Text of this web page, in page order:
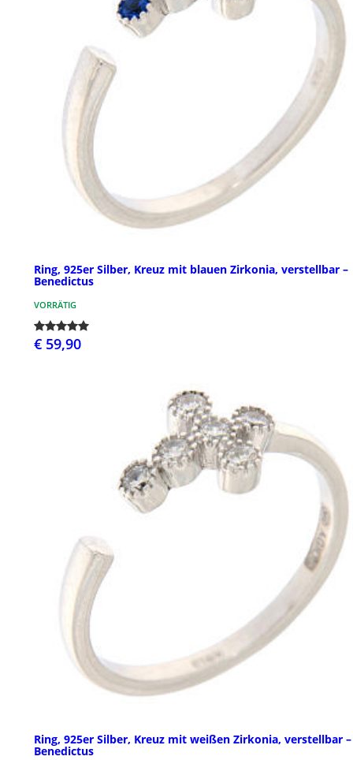
Ring, 925er Silber, Kreuz mit blauen Zirkonia, verstellbar –
Benedictus
VORRÄTIG
€ 59,90
Ring, 925er Silber, Kreuz mit weißen Zirkonia, verstellbar –
Benedictus